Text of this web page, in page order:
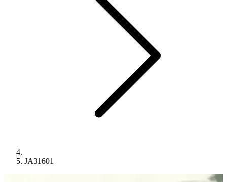
JA31601